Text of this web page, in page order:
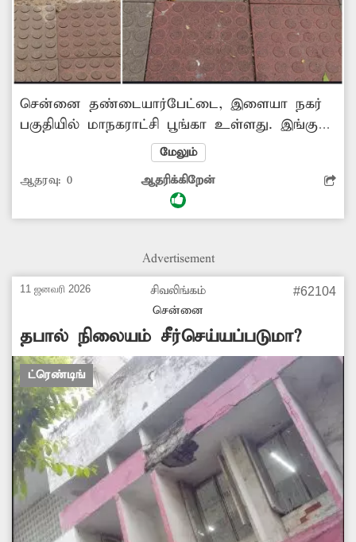
சென்னை தண்டையார்பேட்டை, இளையா நகர்
பகுதியில் மாநகராட்சி பூங்கா உள்ளது. இங்கு
ஏராளமான பொதுமக்கள் தங்கள்
குழந்தைகளுடன் தினமும் வந்துசெல்வது
வழக்கம். இந்த பூங்காவில் ஆங்காங்கே
சுவர்கள், நடைபாதைகள் சேதமடைந்த உள்ளது.
எடுத்து பூங்காவை சீரமைப்பார்களா என
மேலும்
ஆதரவு: 0 ஆதரிக்கிறேன்
Advertisement
11 ஜனவரி 2026
சிவலிங்கம்
சென்னை
#62104
தபால் நிலையம் சீர்செய்யப்படுமா?
ட்ரெண்டிங்